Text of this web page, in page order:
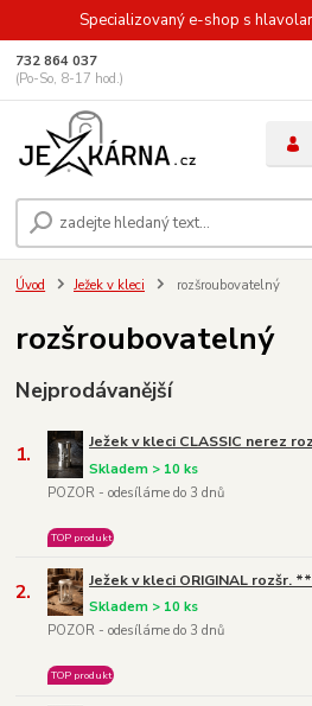
Specializovaný e-shop s
732 864 037
(Po-So, 8-17 hod.)
Úvod Ježek v kleci rozšroubovatelný
rozšroubovatelný
Nejprodávanější
1. Ježek v kleci CLASSIC nerez
POZOR - odesíláme do 3 dnů
Skladem > 10 ks
TOP produkt
2. Ježek v kleci ORIGINAL rozšr.
POZOR - odesíláme do 3 dnů
Skladem > 10 ks
TOP produkt